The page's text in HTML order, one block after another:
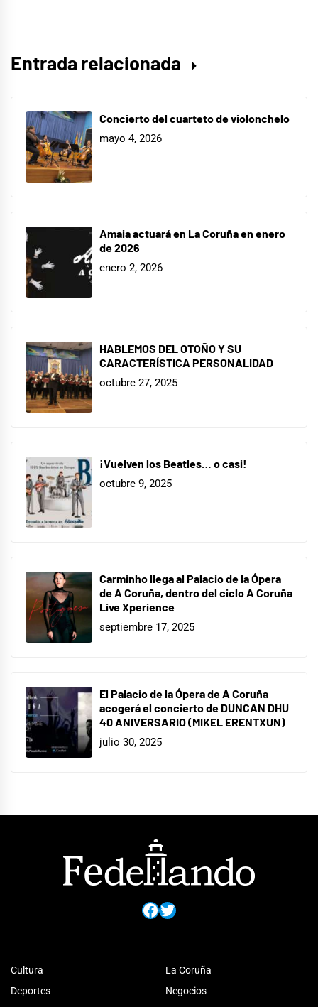
Entrada relacionada
Concierto del cuarteto de violonchelo
mayo 4, 2026
Amaia actuará en La Coruña en enero
de 2026
enero 2, 2026
HABLEMOS DEL OTOÑO Y SU
CARACTERÍSTICA PERSONALIDAD
octubre 27, 2025
¡Vuelven los Beatles… o casi!
octubre 9, 2025
Carminho llega al Palacio de la Ópera
de A Coruña, dentro del ciclo A Coruña
Live Xperience
septiembre 17, 2025
El Palacio de la Ópera de A Coruña
acogerá el concierto de DUNCAN DHU
40 ANIVERSARIO (MIKEL ERENTXUN)
julio 30, 2025
Facebook
Twitter
Cultura
Deportes
La Coruña
Negocios